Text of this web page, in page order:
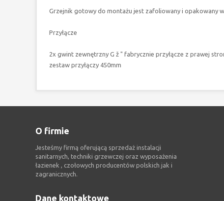
Grzejnik gotowy do montażu jest zafoliowany i opakowany
Przyłącze
2x gwint zewnętrzny G ž " fabrycznie przyłącze z prawej
zestaw przyłączy 450mm
O firmie
Jesteśmy firmą oferującą sprzedaż instalacji
sanitarnych, techniki grzewczej oraz wyposażenia
łazienek , czołowych producentów polskich jak i
zagranicznych.
Dane kontaktowe